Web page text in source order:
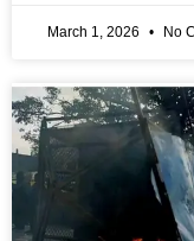
March 1, 2026 No